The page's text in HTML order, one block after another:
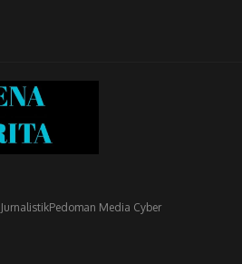
Pedoman Media Cyber